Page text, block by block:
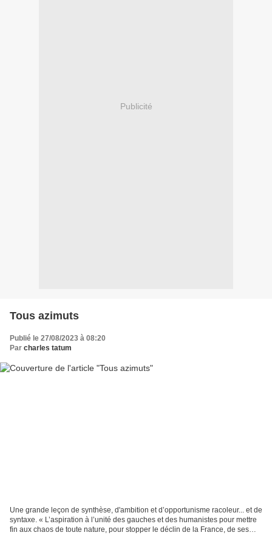
Publicité
Tous azimuts
Publié le 27/08/2023 à 08:20
Par charles tatum
Une grande leçon de synthèse, d'ambition et d’opportunisme racoleur... et de
syntaxe. « L’aspiration à l’unité des gauches et des humanistes pour mettre
fin aux chaos de toute nature, pour stopper le déclin de la France, de ses